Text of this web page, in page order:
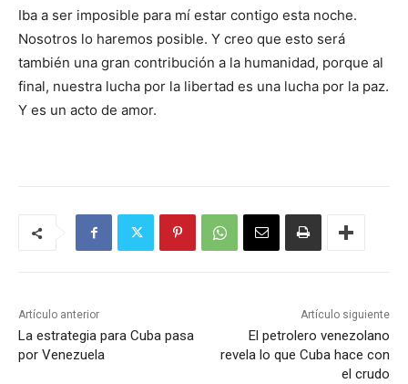
Iba a ser imposible para mí estar contigo esta noche.
Nosotros lo haremos posible. Y creo que esto será
también una gran contribución a la humanidad, porque al
final, nuestra lucha por la libertad es una lucha por la paz.
Y es un acto de amor.
Artículo anterior
La estrategia para Cuba pasa
por Venezuela
Artículo siguiente
El petrolero venezolano
revela lo que Cuba hace con
el crudo